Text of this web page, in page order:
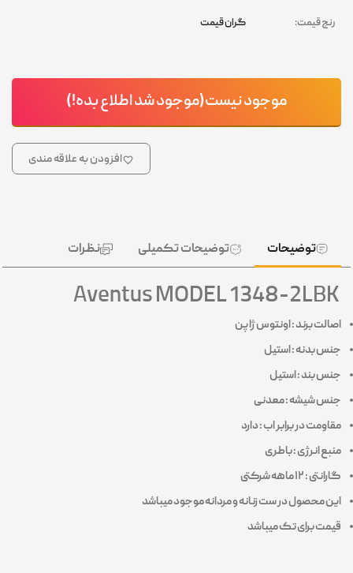
رنج قیمت: گران قیمت
موجود نیست(موجود شد اطلاع بده!)
افزودن به علاقه مندی
توضیحات توضیحات تکمیلی نظرات
اصالت برند : اونتوس ژاپن
جنس بدنه : استیل
جنس بند : استیل
جنس شیشه : معدنی
مقاومت در برابر اب : دارد
منبع انرژی : باطری
گارانتی : ۱۲ ماهه
شرکتی
این محصول در ست زنانه و مردانه موجود میباشد
قیمت برای تک میباشد